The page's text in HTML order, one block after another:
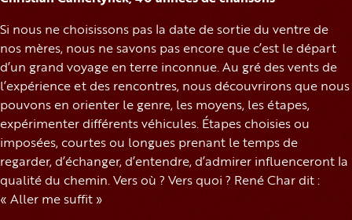
Si nous ne choisissons pas la date de sortie du ventre de
nos mères, nous ne savons pas encore que c’est le départ
d’un grand voyage en terre inconnue. Au gré des vents de
l’expérience et des rencontres, nous découvrirons que nous
pouvons en orienter le genre, les moyens, les étapes,
expérimenter différents véhicules. Étapes choisies ou
imposées, courtes ou longues prenant le temps de
regarder, d’échanger, d’entendre, d’admirer influenceront la
qualité du chemin. Vers où ? Vers quoi ? René Char dit :
« Aller me suffit »